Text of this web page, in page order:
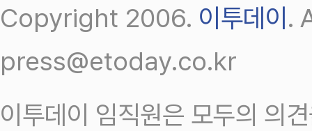
Copyright 2006. 이투데이.
press@etoday.co.kr
이투데이 임직원은 모두의 의